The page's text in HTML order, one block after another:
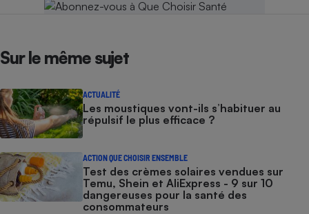
Sur le même sujet
ACTUALITÉ
Les moustiques vont-ils s’habituer au
répulsif le plus efficace ?
ACTION QUE CHOISIR ENSEMBLE
Test des crèmes solaires vendues sur
Temu, Shein et AliExpress - 9 sur 10
dangereuses pour la santé des
consommateurs